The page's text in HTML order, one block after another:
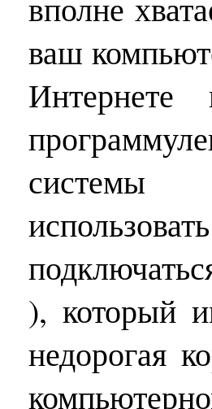
ваш
системы
), который
недорогая